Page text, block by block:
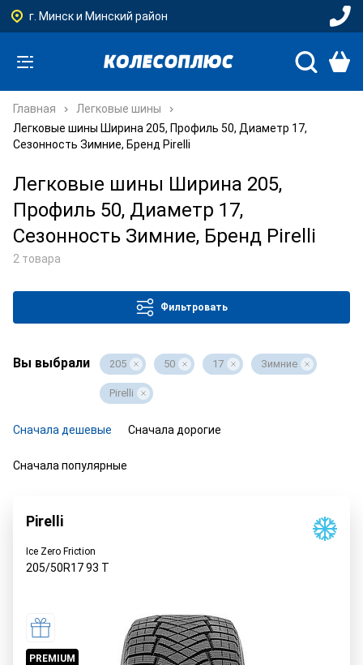
г. Минск и Минский район
Главная
Легковые шины
Легковые шины Ширина 205, Профиль 50, Диаметр 17,
Сезонность Зимние, Бренд Pirelli
Легковые шины Ширина 205,
Профиль 50, Диаметр 17,
Сезонность Зимние, Бренд Pirelli
2 товара
Фильтровать
Вы выбрали 205 50 17 Зимние
Pirelli
Сначала дешевые Сначала дорогие
Сначала популярные
Pirelli
Ice Zero Friction
205/50R1793 T
PREMIUM